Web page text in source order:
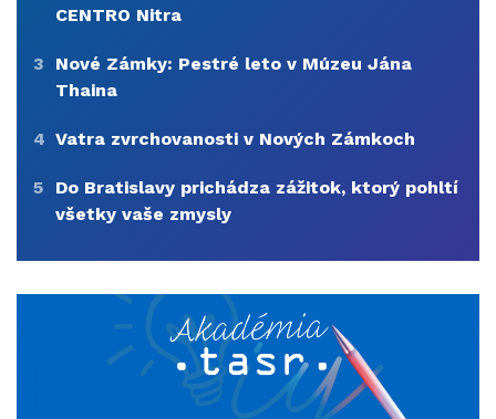
CENTRO Nitra
3
Nové Zámky: Pestré leto v Múzeu Jána
Thaina
4 Vatra zvrchovanosti v Nových Zámkoch
5
Do Bratislavy prichádza zážitok, ktorý pohltí
všetky vaše zmysly